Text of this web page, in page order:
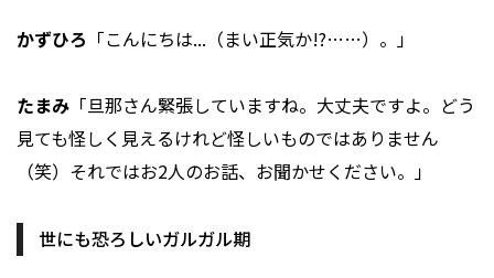
かずひろ 「こんにちは...（まい正気か!?……）。」
たまみ 「旦那さん緊張していますね。大丈夫ですよ。どう
見ても怪しく見えるけれど怪しいものではありません
（笑）それではお2人のお話、お聞かせください。」
世にも恐ろしいガルガル期